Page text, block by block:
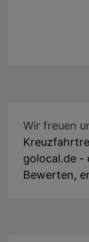
Wir freuen
golocal.de -
Bewerten,